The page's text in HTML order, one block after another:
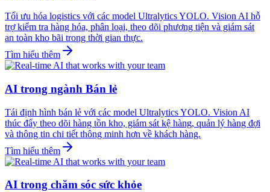
Tối ưu hóa logistics với các model Ultralytics YOLO. Vision AI hỗ
trợ kiểm tra hàng hóa, phân loại, theo dõi phương tiện và giám sát
an toàn kho bãi trong thời gian thực.
Tìm hiểu thêm
AI trong ngành Bán lẻ
Tái định hình bán lẻ với các model Ultralytics YOLO. Vision AI
thúc đẩy theo dõi hàng tồn kho, giám sát kệ hàng, quản lý hàng đợi
và thông tin chi tiết thông minh hơn về khách hàng.
Tìm hiểu thêm
AI trong chăm sóc sức khỏe